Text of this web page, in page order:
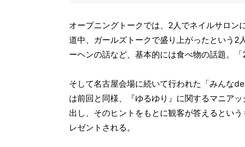
オープニングトークでは、2人でネイルサロン
道中、ガールズトークで盛り上がったという2
ーヘンの話など、基本的には食べ物の話題。
そして名古屋会場に続いて行われた「みんな
は前回と同様、『ゆるゆり』に関するマニア
出し、そのヒントをもとに観客が答えるとい
レゼントされる。